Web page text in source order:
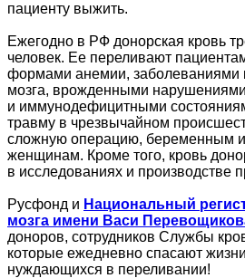
пациенту выжить.
Ежегодно в РФ донорская кровь
человек. Ее переливают
формами анемии, заболеваниями
мозга, врожденными нарушениями
и иммунодефицитными
травму в чрезвычайном
сложную операцию, беременным
женщинам. Кроме того, кровь
в исследованиях и производстве
Русфонд и Национальный
мозга имени Васи
доноров, сотрудников Службы
которые ежедневно спасают
нуждающихся в переливании!